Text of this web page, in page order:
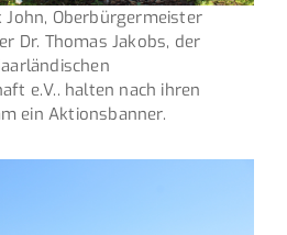
John, Oberbürgermeister
Dr. Thomas Jakobs, der
e.V.. halten nach ihren
ein Aktionsbanner.